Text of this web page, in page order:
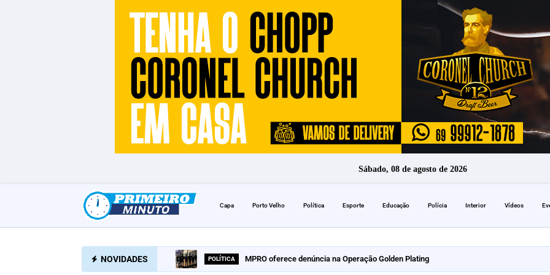
Sábado, 08 de agosto de 2026
Capa Porto Velho Política Esporte Educação Polícia Interior Vídeos
NOVIDADES POLÍTICA MPRO oferece denúncia na Operação Golden Plating